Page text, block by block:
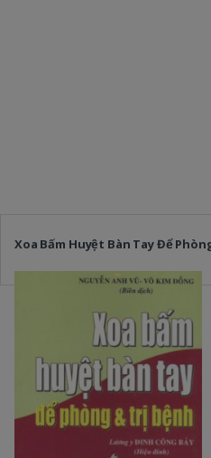
Xoa Bấm Huyệt Bàn Tay Để